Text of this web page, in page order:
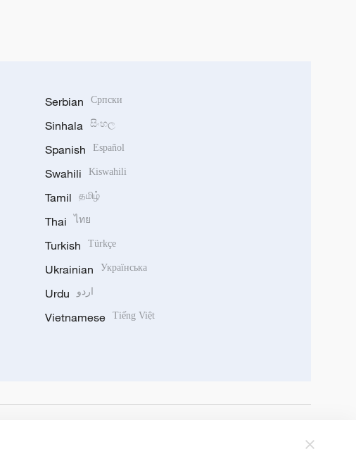
Serbian Српски
Sinhala සිංහල
Spanish Español
Swahili Kiswahili
Tamil தமிழ்
Thai ไทย
Turkish Türkçe
Ukrainian Українська
Urdu اردو
Vietnamese Tiếng Việt